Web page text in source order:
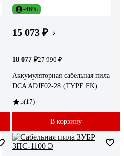
-46%
15 073 ₽
18 077 ₽27 990 ₽
Аккумуляторная сабельная пила
DCA ADJF02-28 (TYPE FK)
5(17)
В корзину